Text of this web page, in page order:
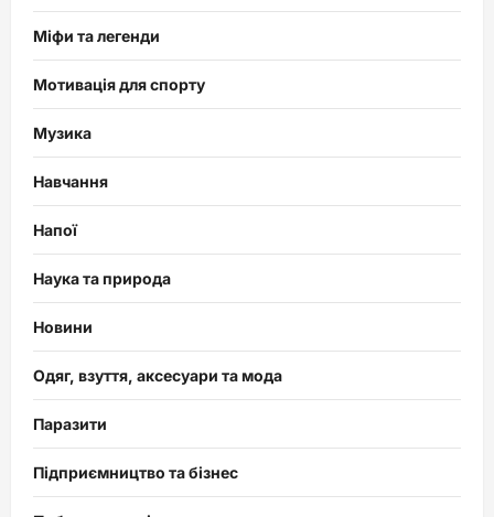
Міфи та легенди
Мотивація для спорту
Музика
Навчання
Напої
Наука та природа
Новини
Одяг, взуття, аксесуари та мода
Паразити
Підприємництво та бізнес